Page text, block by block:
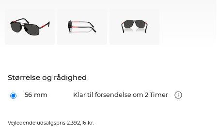
Størrelse og rådighed
56 mm Klar til forsendelse om 2 Timer
Vejledende udsalgspris 2.392,16 kr.